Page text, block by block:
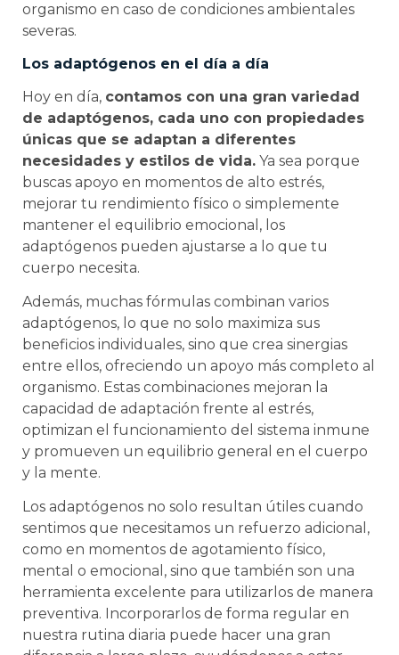
organismo en caso de condiciones ambientales
severas.
Los adaptógenos en el día a día
Hoy en día, contamos con una gran variedad
de adaptógenos, cada uno con propiedades
únicas que se adaptan a diferentes
necesidades y estilos de vida. Ya sea porque
buscas apoyo en momentos de alto estrés,
mejorar tu rendimiento físico o simplemente
mantener el equilibrio emocional, los
adaptógenos pueden ajustarse a lo que tu
cuerpo necesita.
Además, muchas fórmulas combinan varios
adaptógenos, lo que no solo maximiza sus
beneficios individuales, sino que crea sinergias
entre ellos, ofreciendo un apoyo más completo al
organismo. Estas combinaciones mejoran la
capacidad de adaptación frente al estrés,
optimizan el funcionamiento del sistema inmune
y promueven un equilibrio general en el cuerpo
y la mente.
Los adaptógenos no solo resultan útiles cuando
sentimos que necesitamos un refuerzo adicional,
como en momentos de agotamiento físico,
mental o emocional, sino que también son una
herramienta excelente para utilizarlos de manera
preventiva. Incorporarlos de forma regular en
nuestra rutina diaria puede hacer una gran